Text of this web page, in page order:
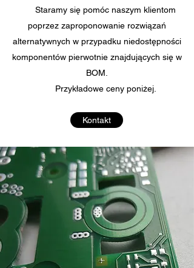
Staramy się pomóc naszym klientom
poprzez zaproponowanie rozwiązań
alternatywnych w przypadku niedostępności
komponentów pierwotnie znajdujących się w
BOM.
Przykładowe ceny poniżej.
Kontakt